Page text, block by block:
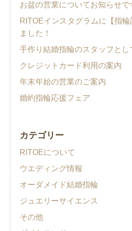
お盆の営業についてお知らせで
RITOEインスタグラムに【指
ました！
手作り結婚指輪のスタッフとし
クレジットカード利用の案内
年末年始の営業のご案内
婚約指輪応援フェア
カテゴリー
RITOEについて
ウエディング情報
オーダメイド結婚指輪
ジュエリーサイエンス
その他